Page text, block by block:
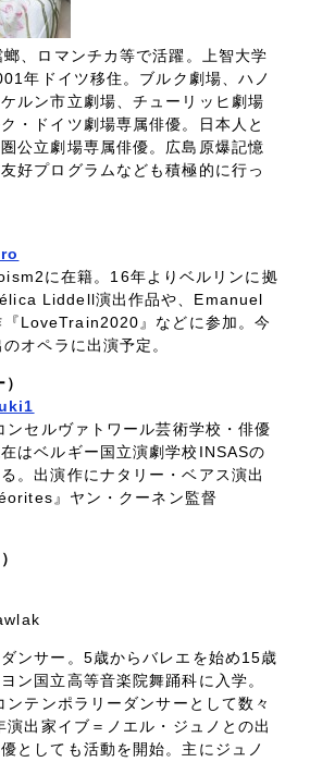
、ロマンチカ等で活躍。上智大学
年ドイツ移住。ブルク劇場、ハノ
ルン市立劇場、チューリッヒ劇場
・ドイツ劇場専属俳優。日本人と
公立劇場専属俳優。広島原爆記憶
好プログラムなども積極的に行っ
に在籍。16年よりベルリンに拠
Liddell演出作品や、Emanuel
LoveTrain2020』などに参加。今
オペラに出演予定。
セルヴァトワール芸術学校・俳優
はベルギー国立演劇学校INSASの
。出演作にナタリー・ベアス演出
』ヤン・クーネン監督
ンサー。5歳からバレエを始め15歳
ン国立高等音楽院舞踊科に入学。
テンポラリーダンサーとして数々
出家イブ＝ノエル・ジュノとの出
としても活動を開始。主にジュノ